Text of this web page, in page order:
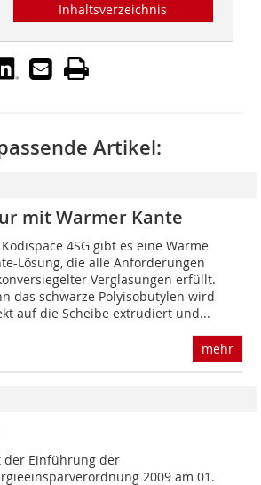
Inhaltsverzeichnis
Artikel:
mit Warmer Kante
4SG gibt es eine Warme
Lösung, die alle Anforderungen
Verglasungen erfüllt.
das schwarze Polyisobutylen wird
auf die Scheibe extrudiert und...
mehr
der Einführung der
2009 am 01.